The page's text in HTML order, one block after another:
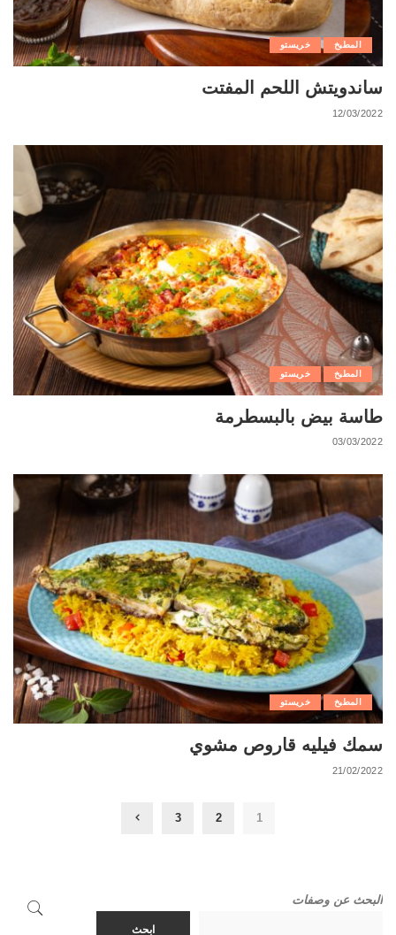
المطبخ خريستو
ساندويتش اللحم المفتت
12/03/2022
المطبخ خريستو
طاسة بيض بالبسطرمة
03/03/2022
المطبخ خريستو
سمك فيليه قاروص مشوي
21/02/2022
1
2
3
البحث عن وصفات
ابحث